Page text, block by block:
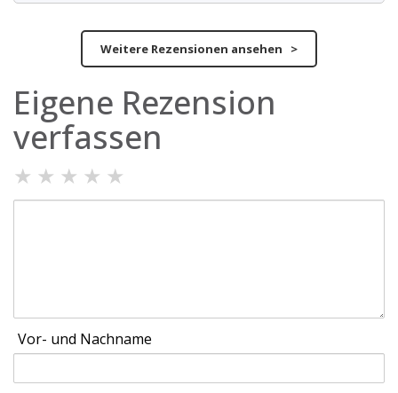
Weitere Rezensionen ansehen >
Eigene Rezension
verfassen
★ ★ ★ ★ ★
Vor- und Nachname